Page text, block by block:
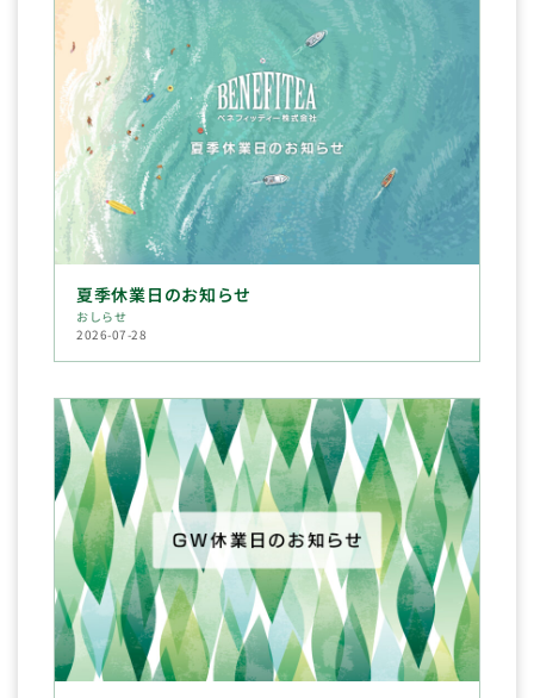
夏季休業日のお知らせ
おしらせ
2026-07-28